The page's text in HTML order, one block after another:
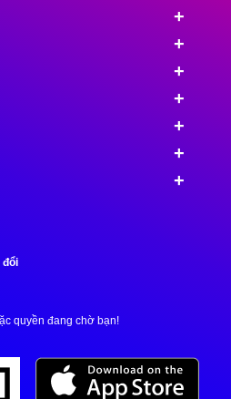
+
+
+
+
+
+
+
đổi
quyền đang chờ bạn!